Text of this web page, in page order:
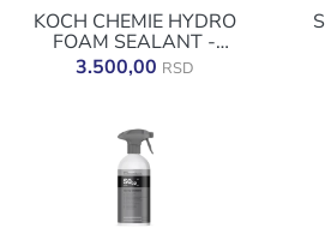
KOCH CHEMIE HYDRO
FOAM SEALANT -
PENASTI SILANT 1 L
3.500,00 RSD